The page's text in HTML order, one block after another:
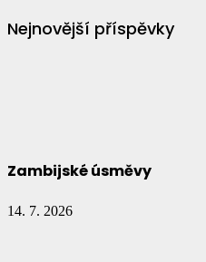
Nejnovější příspěvky
Zambijské úsměvy
14. 7. 2026